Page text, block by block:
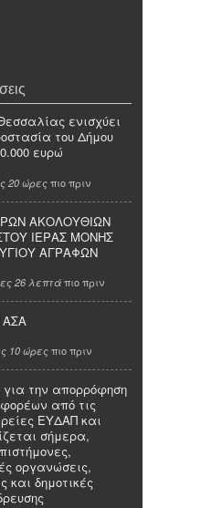
ενισχύει
του Δήμου
ευρώ
20 ώρες πιο πριν
ΑΚΟΛΟΥΘΙΩΝ
ΙΕΡΑΣ ΜΟΝΗΣ
ΑΓΡΑΦΩΝ
26 λεπτάπιο πριν
ΑΣΑ
10 ώρες πιο πριν
για την απορρόφηση
από τις
ΕΥΔΑΠ και
σήμερα,
οργανώσεις,
και δημοτικές